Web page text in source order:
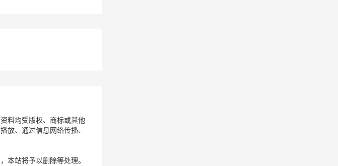
料均受版权、商标或其他
放、通过信息网络传播、
本站将予以删除等处理。